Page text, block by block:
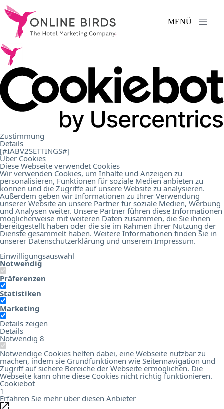
Zustimmung
Details
[#IABV2SETTINGS#]
Über Cookies
Diese Webseite verwendet Cookies
Wir verwenden Cookies, um Inhalte und Anzeigen zu
personalisieren, Funktionen für soziale Medien anbieten zu
können und die Zugriffe auf unsere Website zu analysieren.
Außerdem geben wir Informationen zu Ihrer Verwendung
unserer Website an unsere Partner für soziale Medien, Werbung
und Analysen weiter. Unsere Partner führen diese Informationen
möglicherweise mit weiteren Daten zusammen, die Sie ihnen
bereitgestellt haben oder die sie im Rahmen Ihrer Nutzung der
Dienste gesammelt haben. Weitere Informationen finden Sie in
unserer Datenschutzerklärung und unserem Impressum.
Einwilligungsauswahl
Notwendig
Präferenzen
Statistiken
Marketing
Details zeigen
Details
Notwendig 8
Notwendige Cookies helfen dabei, eine Webseite nutzbar zu
machen, indem sie Grundfunktionen wie Seitennavigation und
Zugriff auf sichere Bereiche der Webseite ermöglichen. Die
Webseite kann ohne diese Cookies nicht richtig funktionieren.
Cookiebot
1
Erfahren Sie mehr über diesen Anbieter
Leistungen
Referenzen .
uns.
Karriere.
Kontakt.
MENÜ